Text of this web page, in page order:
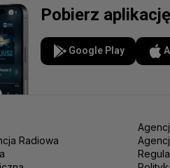
Pobierz
Google Play
Radiowa